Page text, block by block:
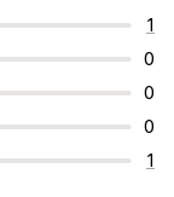
1
0
0
0
1